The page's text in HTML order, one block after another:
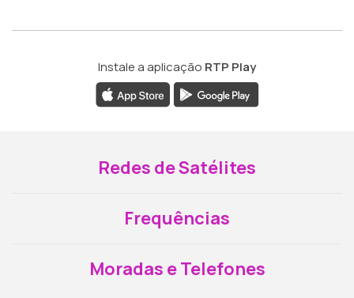
Instale a aplicação RTP Play
Redes de Satélites
Frequências
Moradas e Telefones